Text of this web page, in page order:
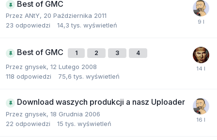
Best of GMC
Przez ANtY, 20 Października 2011
23 odpowiedzi 14,3 tys. wyświetleń
Best of GMC 1 2 3 4
Przez gnysek, 12 Lutego 2008
118 odpowiedzi 75,6 tys. wyświetleń
Download waszych produkcji a nasz Uploader
Przez gnysek, 18 Grudnia 2006
22 odpowiedzi 15 tys. wyświetleń